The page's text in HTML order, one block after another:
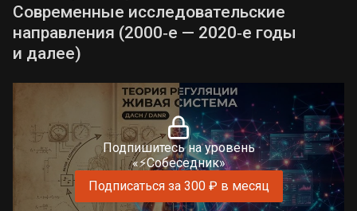
Современные исследовательские
направления (2000‑е — 2020‑е годы
и далее)
Подпишитесь на уровень
«⚡Собеседник»
Подписаться за 300 ₽ в месяц